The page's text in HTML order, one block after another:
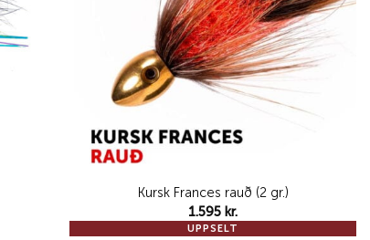
UPPSELT
Kursk Frances rauð (2 gr.)
1.595kr.